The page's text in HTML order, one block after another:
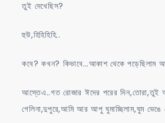
তুই দেখেছিস?
হুউ,হিহিহিহি..
কবে? কখন? কিভাবে…আকাশ থেকে পড়েছিলাম
আস্তেএ..গত রোজার ঈদের পরের দিন,তোরা,তুই
গেলিনা,দুপুরে,আমি আর আপু ঘুমাচ্ছিলাম,ঘুম